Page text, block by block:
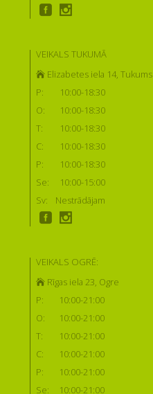
VEIKALS TUKUMĀ
Elizabetes iela 14, Tukums
P:
10:00-18:30
O:
10:00-18:30
T:
10:00-18:30
C:
10:00-18:30
P:
10:00-18:30
Se:
10:00-15:00
Sv:
Nestrādājam
VEIKALS OGRĒ:
Rīgas iela 23, Ogre
P:
10:00-21:00
O:
10:00-21:00
T:
10:00-21:00
C:
10:00-21:00
P:
10:00-21:00
Se:
10:00-21:00